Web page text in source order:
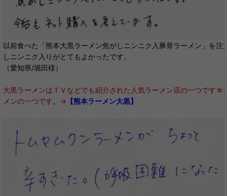
以前食べた「熊本大黒ラーメン焦がしニンニク入豚骨ラーメン」を注
しニンニク入りがとてもよかったです。
（愛知県/堀田様）
大黒ラーメンはＴＶなどでも紹介された人気ラーメン店の一つです☆
メンの一つです。→ 【熊本ラーメン大黒】